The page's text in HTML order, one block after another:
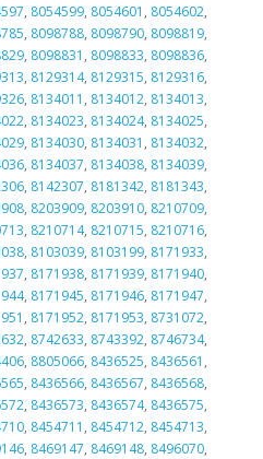
, 8054599, 8054601 , 8054602,
, 8098788, 8098790, 8098819,
, 8098831 , 8098833, 8098836,
, 8129314, 8129315, 8129316,
, 8134011 , 8134012, 8134013,
, 8134023, 8134024, 8134025,
, 8134030, 8134031 , 8134032,
, 8134037, 8134038, 8134039,
, 8142307, 8181342, 8181343,
, 8203909, 8203910, 8210709,
, 8210714, 8210715, 8210716,
, 8103039, 8103199, 8171933,
, 8171938, 8171939, 8171940,
, 8171945, 8171946, 8171947,
, 8171952, 8171953, 8731072,
, 8742633, 8743392, 8746734,
, 8805066, 8436525, 8436561 ,
, 8436566, 8436567, 8436568,
, 8436573, 8436574, 8436575,
, 8454711 , 8454712, 8454713,
, 8469147, 8469148, 8496070,